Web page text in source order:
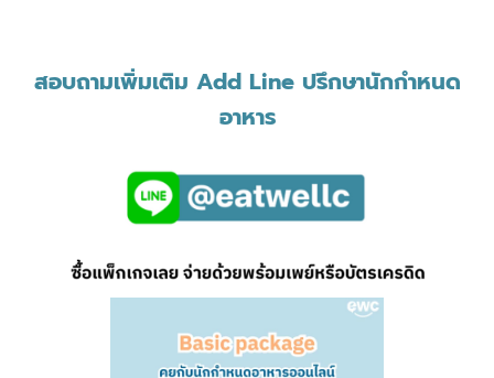
สอบถามเพิ่มเติม Add Line ปรึกษานักกำหนด
อาหาร